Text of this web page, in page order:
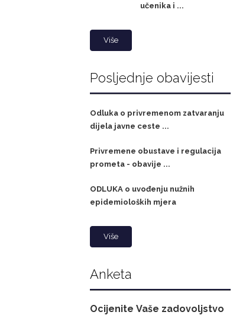
učenika i ...
Više
Posljednje obavijesti
Odluka o privremenom zatvaranju
dijela javne ceste ...
Privremene obustave i regulacija
prometa - obavije ...
ODLUKA o uvođenju nužnih
epidemioloških mjera
Više
Anketa
Ocijenite Vaše zadovoljstvo